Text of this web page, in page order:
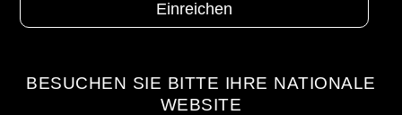
BESUCHEN SIE BITTE IHRE NATIONALE
WEBSITE